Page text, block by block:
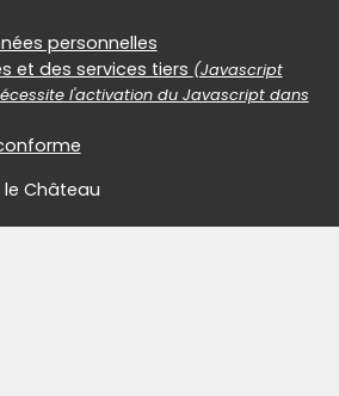
personnelles
et des services tiers (Javascript
l'activation du Javascript dans
Château